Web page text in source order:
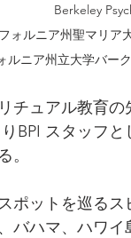
Berkeley
ォルニア州聖マリア
ルニア州立大学バー
チュアル教育
BPI スタッフ
。
ポットを巡る
バハマ、ハワ